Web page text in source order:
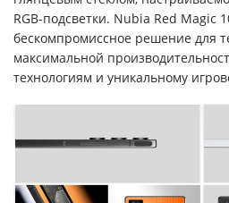
RGB-подсветки. Nubia Red Magic
бескомпромиссное решение для
максимальной
технологиям и уникальному